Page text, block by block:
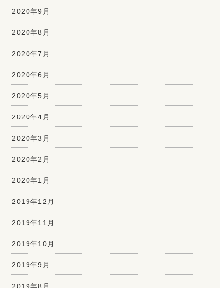
2020年9月
2020年8月
2020年7月
2020年6月
2020年5月
2020年4月
2020年3月
2020年2月
2020年1月
2019年12月
2019年11月
2019年10月
2019年9月
2019年8月